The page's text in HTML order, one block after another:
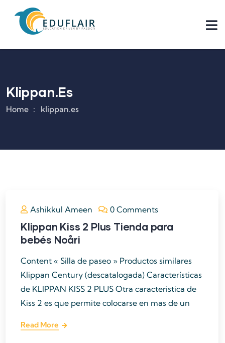
Klippan.es
Home klippan.es
Ashikkul Ameen 0 Comments
Klippan Kiss 2 Plus Tienda para
bebés Noåri
Content « Silla de paseo » Productos similares
Klippan Century (descatalogada) Características
de KLIPPAN KISS 2 PLUS Otra caracteristica de
Kiss 2 es que permite colocarse en mas de un
Read More